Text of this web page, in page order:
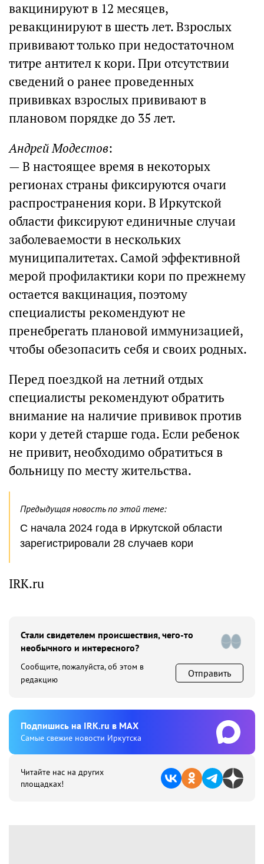
вакцинируют в 12 месяцев,
ревакцинируют в шесть лет. Взрослых
прививают только при недостаточном
титре антител к кори. При отсутствии
сведений о ранее проведенных
прививках взрослых прививают в
плановом порядке до 35 лет.
Андрей Модестов:
— В настоящее время в некоторых
регионах страны фиксируются очаги
распространения кори. В Иркутской
области фиксируют единичные случаи
заболеваемости в нескольких
муниципалитетах. Самой эффективной
мерой профилактики кори по прежнему
остается вакцинация, поэтому
специалисты рекомендуют не
пренебрегать плановой иммунизацией,
чтобы обезопасить себя и своих родных.
Перед поездкой на летний отдых
специалисты рекомендуют обратить
внимание на наличие прививок против
кори у детей старше года. Если ребенок
не привит, необходимо обратиться в
больницу по месту жительства.
Предыдущая новость по этой теме:
С начала 2024 года в Иркутской области
зарегистрировали 28 случаев кори
IRK.ru
Стали свидетелем происшествия, чего-то
необычного и интересного?
Сообщите, пожалуйста, об этом в
редакцию
Отправить
Подпишиcь на IRK.ru в MAX
Cамые свежие новости Иркутска
Читайте нас на других
площадках!